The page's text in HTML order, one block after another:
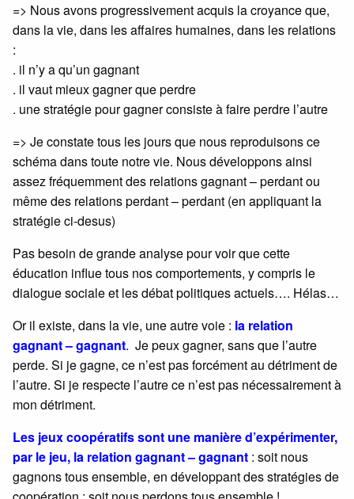
=> Nous avons progressivement acquis la croyance que,
dans la vie, dans les affaires humaines, dans les relations
:
. il n’y a qu’un gagnant
. il vaut mieux gagner que perdre
. une stratégie pour gagner consiste à faire perdre l’autre
=> Je constate tous les jours que nous reproduisons ce
schéma dans toute notre vie. Nous développons ainsi
assez fréquemment des relations gagnant – perdant ou
même des relations perdant – perdant (en appliquant la
stratégie ci-desus)
Pas besoin de grande analyse pour voir que cette
éducation influe tous nos comportements, y compris le
dialogue sociale et les débat politiques actuels…. Hélas…
Or il existe, dans la vie, une autre voie : la relation
gagnant – gagnant. Je peux gagner, sans que l’autre
perde. Si je gagne, ce n’est pas forcément au détriment de
l’autre. Si je respecte l’autre ce n’est pas nécessairement à
mon détriment.
Les jeux coopératifs sont une manière d’expérimenter,
par le jeu, la relation gagnant – gagnant : soit nous
gagnons tous ensemble, en développant des stratégies de